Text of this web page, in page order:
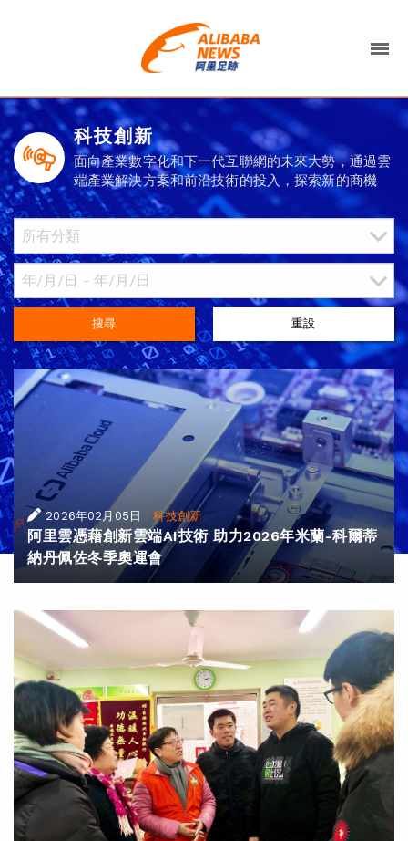
科技創新
面向產業數字化和下一代互聯網的未來大勢，通過雲
端產業解決方案和前沿技術的投入，探索新的商機
搜尋 重設
2026年02月05日 |科技創新
阿里雲憑藉創新雲端AI技術 助力2026年米蘭-科爾蒂
納丹佩佐冬季奧運會